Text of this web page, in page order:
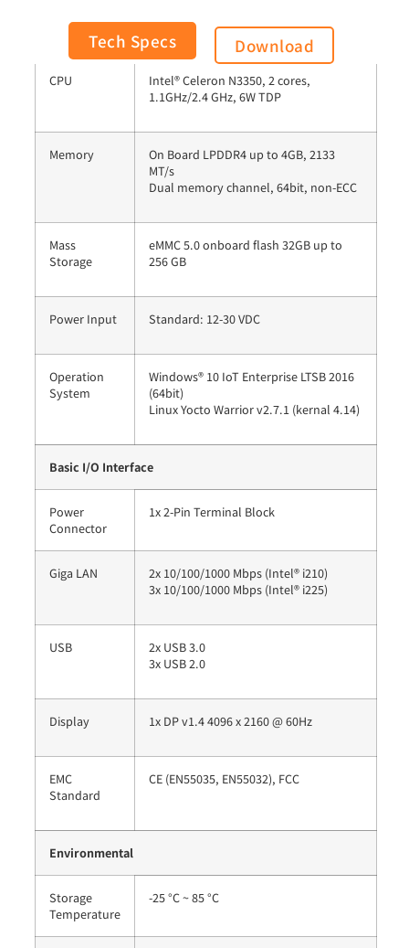
Tech Specs Download
General
CPU
Intel® Celeron N3350, 2 cores,
1.1GHz/2.4 GHz, 6W TDP
Memory
On Board LPDDR4 up to 4GB, 2133
MT/s
Dual memory channel, 64bit, non-ECC
Mass
Storage
eMMC 5.0 onboard flash 32GB up to
256 GB
Power Input Standard: 12-30 VDC
Operation
System
Windows® 10 IoT Enterprise LTSB 2016
(64bit)
Linux Yocto Warrior v2.7.1 (kernal 4.14)
Basic I/O Interface
Power
Connector
1x 2-Pin Terminal Block
Giga LAN
2x 10/100/1000 Mbps (Intel® i210)
3x 10/100/1000 Mbps (Intel® i225)
USB
2x USB 3.0
3x USB 2.0
Display 1x DP v1.4 4096 x 2160 @ 60Hz
EMC
Standard
CE (EN55035, EN55032), FCC
Environmental
Storage
Temperature
-25 °C ~ 85 °C